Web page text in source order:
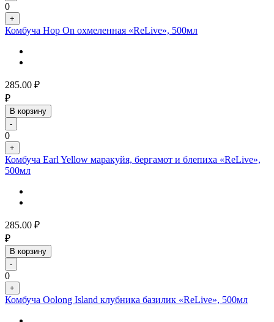
0
+
Комбуча Hop On охмеленная «ReLive», 500мл
285.00 ₽
₽
В корзину
-
0
+
Комбуча Earl Yellow маракуйя, бергамот и блепиха «ReLive»,
500мл
285.00 ₽
₽
В корзину
-
0
+
Комбуча Oolong Island клубника базилик «ReLive», 500мл